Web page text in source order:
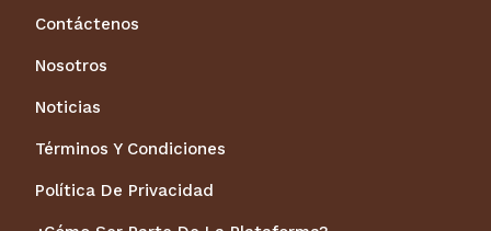
Contáctenos
Nosotros
Noticias
Términos Y Condiciones
Política De Privacidad